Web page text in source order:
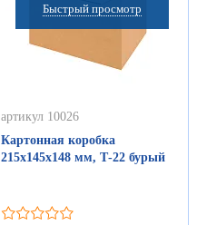
Быстрый просмотр
артикул 10026
Картонная коробка
215х145х148 мм, Т-22 бурый